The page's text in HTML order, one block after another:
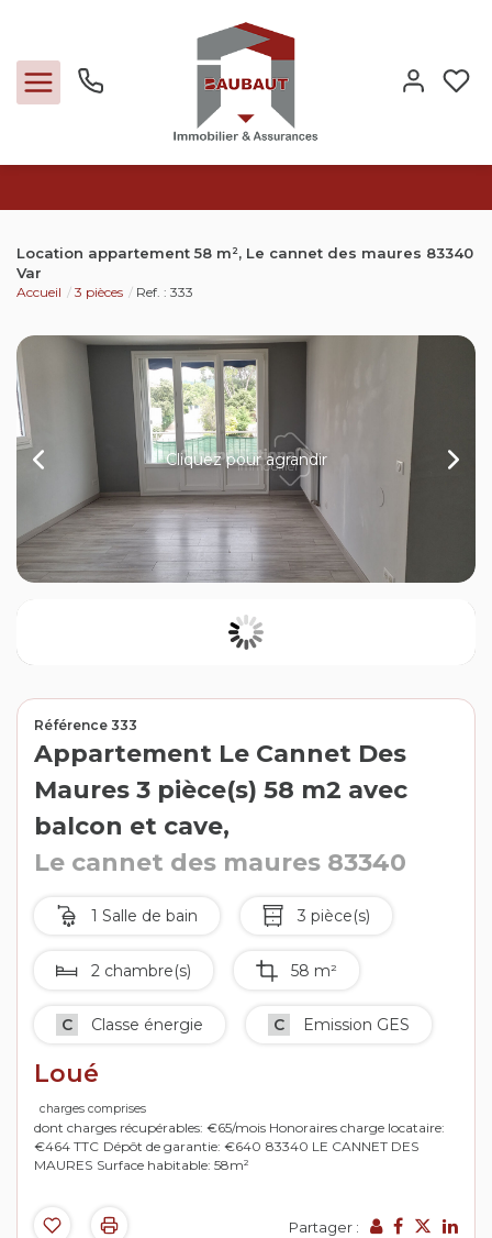
Locations
Expertise
Nos métiers
L'agence
Contact
Extranet
Avis clients
Location appartement 58 m², Le cannet des maures 83340
Var
Accueil 3 pièces Ref. : 333
Cliquez pour agrandir
Référence 333
Appartement Le Cannet Des
Maures 3 pièce(s) 58 m2 avec
balcon et cave,
Le cannet des maures 83340
1 Salle de bain 3 pièce(s)
2 chambre(s) 58 m²
C Classe énergie C Emission GES
Loué
charges comprises
dont charges récupérables: €65/mois Honoraires charge locataire:
€464 TTC Dépôt de garantie: €640 83340 LE CANNET DES
MAURES Surface habitable: 58m²
Partager :